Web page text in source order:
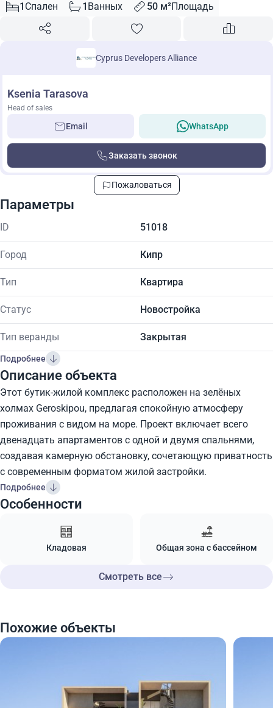
1 Спален 1 Ванных 50 м²Площадь
Cyprus Developers Alliance
Ksenia Tarasova
Head of sales
Email WhatsApp
Заказать звонок
Пожаловаться
Параметры
ID 51018
Город Кипр
Тип Квартира
Статус Новостройка
Тип веранды Закрытая
Подробнее
Описание объекта
Этот бутик-жилой комплекс расположен на зелёных
холмах Geroskipou, предлагая спокойную атмосферу
проживания с видом на море. Проект включает всего
двенадцать апартаментов с одной и двумя спальнями,
создавая камерную обстановку, сочетающую приватность
с современным форматом жилой застройки.
Подробнее
Особенности
Кладовая Общая зона с бассейном
Смотреть все
Похожие объекты